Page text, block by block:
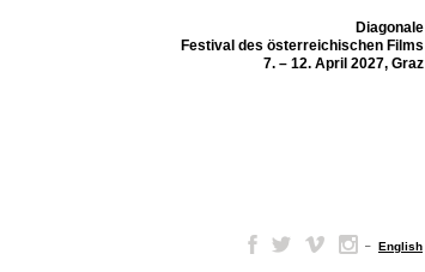
Diagonale
Festival des österreichischen Films
7. – 12. April 2027, Graz
– English